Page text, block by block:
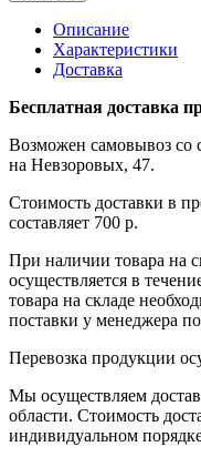
Описание
Характеристики
Доставка
Бесплатная доставка
Возможен самовывоз со
на Невзоровых, 47.
Стоимость доставки в
составляет 700 р.
При наличии товара на
осуществляется в
товара на складе
поставки у менеджера
Перевозка продукции
Мы осуществляем
области. Стоимость
индивидуальном